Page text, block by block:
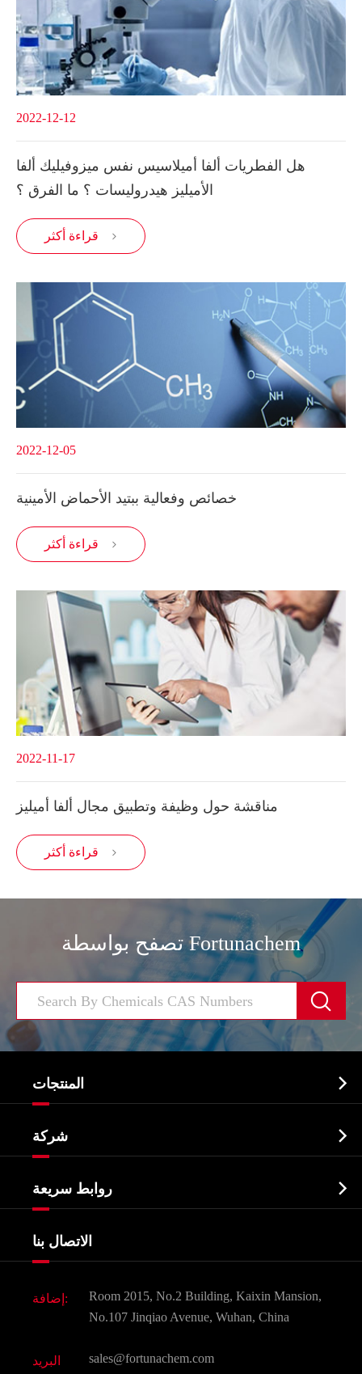
2022-12-12
هل الفطريات ألفا أميلاسيس نفس ميزوفيليك ألفا
الأميليز هيدروليسات ؟ ما الفرق ؟
قراءة أكثر 
2022-12-05
خصائص وفعالية ببتيد الأحماض الأمينية
قراءة أكثر 
2022-11-17
مناقشة حول وظيفة وتطبيق مجال ألفا أميليز
قراءة أكثر 
تصفح بواسطة Fortunachem

المنتجات 
الصيدلانية وسيطة
البيوكيميائية
Agrochemicals و الوسطيات
مكونات مستحضرات التجميل
النكهات و عطور
الكيميائية CAS
شركة 
شهادات و مصنع تظهر
شركة التاريخ
روابط سريعة 
الاتصال بنا
إضافة:
Room 2015, No.2 Building, Kaixin Mansion,
No.107 Jinqiao Avenue, Wuhan, China
البريد sales@fortunachem.com